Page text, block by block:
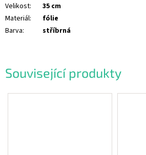
Související produkty
Velikost:
35 cm
Materiál:
fólie
Barva: stříbrná